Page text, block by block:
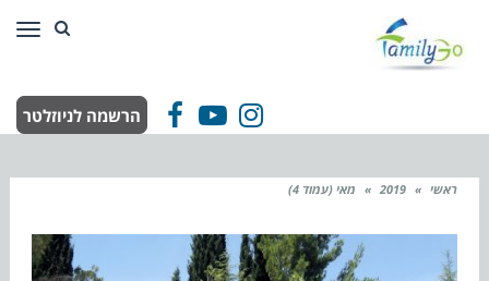
Facebook
YouTube
Instagram הרשמה לניוזלטר
ראשי »
2019
» מאי (עמוד 4)